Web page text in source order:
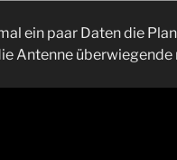
ein paar Daten die
Antenne